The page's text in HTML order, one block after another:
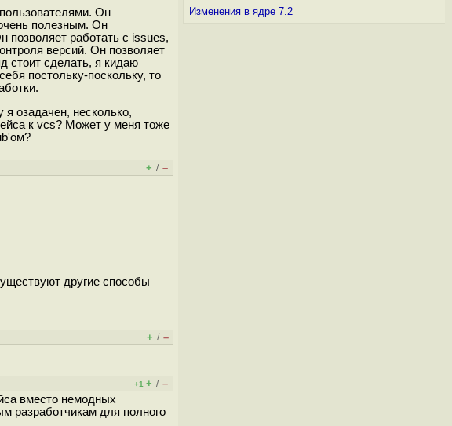
Он
полезным. Он
позволяет работать с issues,
версий. Он позволяет
стоит сделать, я кидаю
постольку-поскольку, то
озадачен, несколько,
к vcs? Может у меня тоже
+ / –
другие способы
+ / –
+1 + / –
вместо немодных
разработчикам для полного
Изменения в ядре 7.2